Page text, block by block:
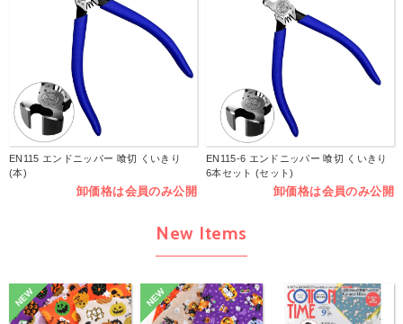
EN115 エンドニッパー 喰切 くいきり
(本)
卸価格は会員のみ公開
EN115-6 エンドニッパー 喰切 くいきり
6本セット (セット)
卸価格は会員のみ公開
New Items
NEW NEW